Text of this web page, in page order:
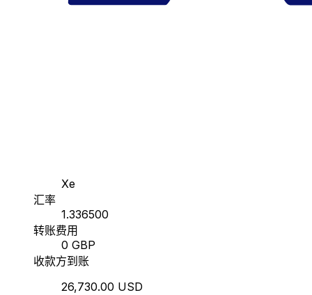
Xe
汇率
1.336500
转账费用
0 GBP
收款方到账
26,730.00 USD